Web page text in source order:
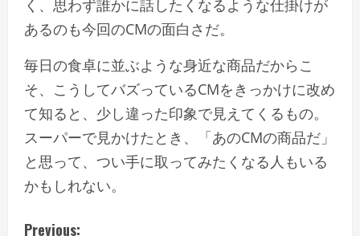
く、思わず誰かに話したくなるような仕掛けが
あるのも今回のCMの面白さだ。
毎日の食卓に並ぶような身近な商品だからこ
そ、こうしてバズっているCMをきっかけに改め
て知ると、少し違った印象で見えてくるもの。
スーパーで見かけたとき、「あのCMの商品だ」
と思って、つい手に取ってみたくなる人もいる
かもしれない。
Previous: